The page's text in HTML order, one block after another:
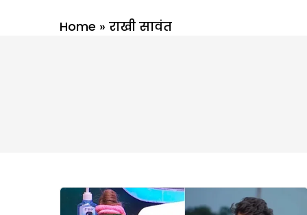
Home » राखी सावंत